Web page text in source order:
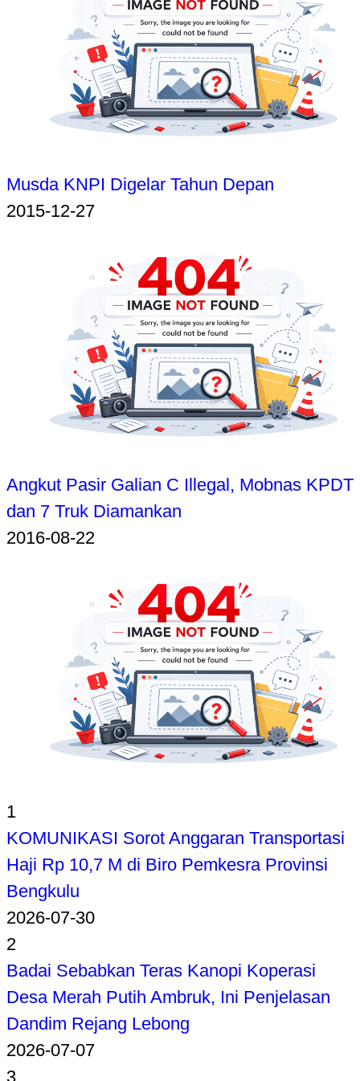
Musda KNPI Digelar Tahun Depan
2015-12-27
Angkut Pasir Galian C Illegal, Mobnas KPDT
dan 7 Truk Diamankan
2016-08-22
1
KOMUNIKASI Sorot Anggaran Transportasi
Haji Rp 10,7 M di Biro Pemkesra Provinsi
Bengkulu
2026-07-30
2
Badai Sebabkan Teras Kanopi Koperasi
Desa Merah Putih Ambruk, Ini Penjelasan
Dandim Rejang Lebong
2026-07-07
3